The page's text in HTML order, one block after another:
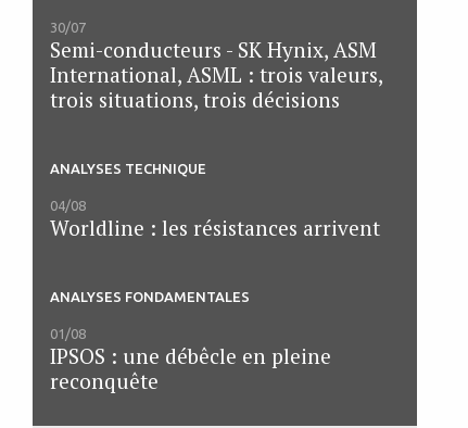
30/07
Semi-conducteurs - SK Hynix, ASM
International, ASML : trois valeurs,
trois situations, trois décisions
ANALYSES TECHNIQUE
04/08
Worldline : les résistances arrivent
ANALYSES FONDAMENTALES
01/08
IPSOS : une débêcle en pleine
reconquête